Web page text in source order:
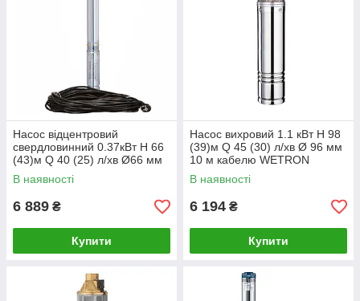
Насос відцентровий
свердловинний 0.37кВт H 66
(43)м Q 40 (25) л/хв Ø66 мм
(кабель 30 м) AQUATICA
(DONGYIN) (777372)
В наявності
6 889 ₴
Купити
Насос вихровий 1.1 кВт H 98
(39)м Q 45 (30) л/хв Ø 96 мм
10 м кабелю WETRON
(4SKmw150M) (778332)
В наявності
6 194 ₴
Купити